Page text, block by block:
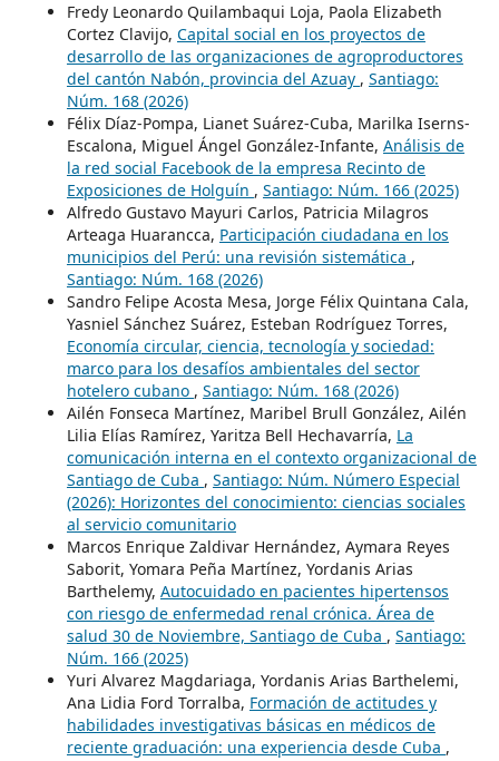
Fredy Leonardo Quilambaqui Loja, Paola Elizabeth
Cortez Clavijo, Capital social en los proyectos de
desarrollo de las organizaciones de agroproductores
del cantón Nabón, provincia del Azuay , Santiago:
Núm. 168 (2026)
Félix Díaz-Pompa, Lianet Suárez-Cuba, Marilka Iserns-
Escalona, Miguel Ángel González-Infante, Análisis de
la red social Facebook de la empresa Recinto de
Exposiciones de Holguín , Santiago: Núm. 166 (2025)
Alfredo Gustavo Mayuri Carlos, Patricia Milagros
Arteaga Huarancca, Participación ciudadana en los
municipios del Perú: una revisión sistemática ,
Santiago: Núm. 168 (2026)
Sandro Felipe Acosta Mesa, Jorge Félix Quintana Cala,
Yasniel Sánchez Suárez, Esteban Rodríguez Torres,
Economía circular, ciencia, tecnología y sociedad:
marco para los desafíos ambientales del sector
hotelero cubano , Santiago: Núm. 168 (2026)
Ailén Fonseca Martínez, Maribel Brull González, Ailén
Lilia Elías Ramírez, Yaritza Bell Hechavarría, La
comunicación interna en el contexto organizacional de
Santiago de Cuba , Santiago: Núm. Número Especial
(2026): Horizontes del conocimiento: ciencias sociales
al servicio comunitario
Marcos Enrique Zaldivar Hernández, Aymara Reyes
Saborit, Yomara Peña Martínez, Yordanis Arias
Barthelemy, Autocuidado en pacientes hipertensos
con riesgo de enfermedad renal crónica. Área de
salud 30 de Noviembre, Santiago de Cuba , Santiago:
Núm. 166 (2025)
Yuri Alvarez Magdariaga, Yordanis Arias Barthelemi,
Ana Lidia Ford Torralba, Formación de actitudes y
habilidades investigativas básicas en médicos de
reciente graduación: una experiencia desde Cuba ,